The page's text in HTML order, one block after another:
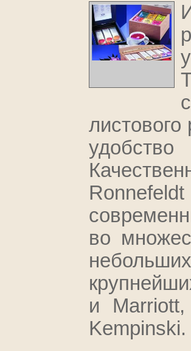
листового
во
и
Kempinski.